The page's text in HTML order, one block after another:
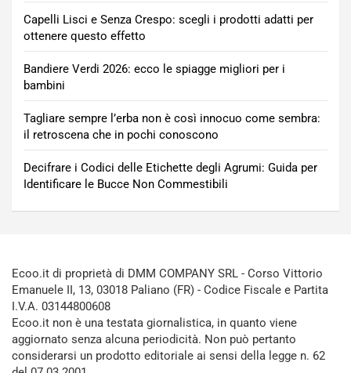
Capelli Lisci e Senza Crespo: scegli i prodotti adatti per
ottenere questo effetto
Bandiere Verdi 2026: ecco le spiagge migliori per i
bambini
Tagliare sempre l’erba non è così innocuo come sembra:
il retroscena che in pochi conoscono
Decifrare i Codici delle Etichette degli Agrumi: Guida per
Identificare le Bucce Non Commestibili
Ecoo.it di proprietà di DMM COMPANY SRL - Corso Vittorio
Emanuele II, 13, 03018 Paliano (FR) - Codice Fiscale e Partita
I.V.A. 03144800608
Ecoo.it non è una testata giornalistica, in quanto viene
aggiornato senza alcuna periodicità. Non può pertanto
considerarsi un prodotto editoriale ai sensi della legge n. 62